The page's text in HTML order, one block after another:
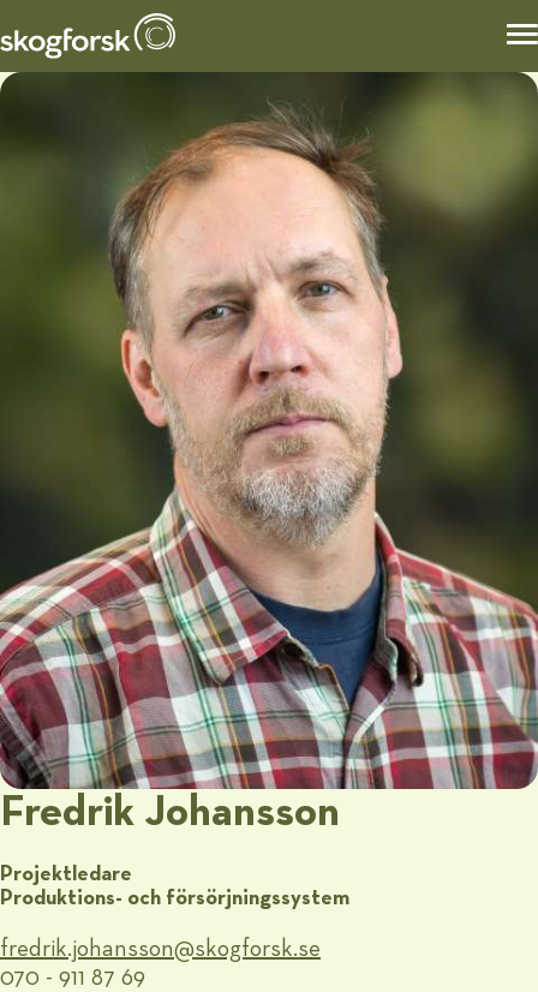
Fredrik Johansson
Projektledare
Produktions- och försörjningssystem
fredrik.johansson@​skogforsk.se
070 - 911 87 69